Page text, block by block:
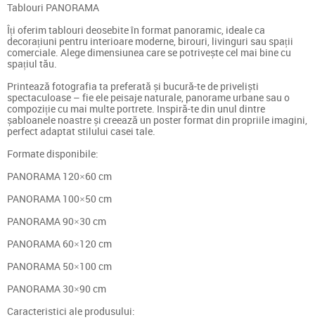
Tablouri PANORAMA
Îți oferim tablouri deosebite în format panoramic, ideale ca
decorațiuni pentru interioare moderne, birouri, livinguri sau spații
comerciale. Alege dimensiunea care se potrivește cel mai bine cu
spațiul tău.
Printează fotografia ta preferată și bucură-te de priveliști
spectaculoase – fie ele peisaje naturale, panorame urbane sau o
compoziție cu mai multe portrete. Inspiră-te din unul dintre
șabloanele noastre și creează un poster format din propriile imagini,
perfect adaptat stilului casei tale.
Formate disponibile:
PANORAMA 120×60 cm
PANORAMA 100×50 cm
PANORAMA 90×30 cm
PANORAMA 60×120 cm
PANORAMA 50×100 cm
PANORAMA 30×90 cm
Caracteristici ale produsului: